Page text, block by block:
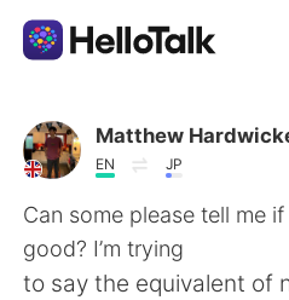
Aplicativo de troca de
AI Grammar Checker
Português
Matthew
EN JP
Can some please tell me
good? I’m trying
to say the equivalent of